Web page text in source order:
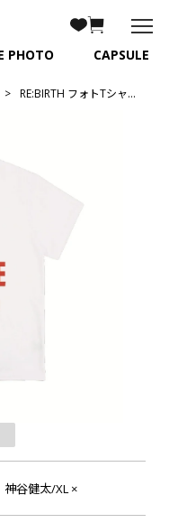
PHOTO CAPSULE
RE:BIRTH フォトTシャツ/神谷健太
神谷健太/XL ×